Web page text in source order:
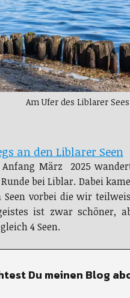
Am Ufer des Liblarer Sees
an den Liblarer Seen
Anfang März 2025
bei Liblar. Dabei
Seen vorbei die wir
ist zwar schöner,
4 Seen.
Du meinen Blog